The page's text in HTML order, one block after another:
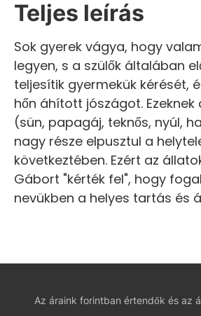
Teljes leírás
Sok gyerek vágya, hogy
legyen, s a szülők általában
teljesítik gyermekük kérését,
hőn áhított jószágot. Ezeknek
(sün, papagáj, teknős, nyúl,
nagy része elpusztul a
következtében. Ezért az
Gábort "kérték fel", hogy
nevükben a helyes tartás és
Az áraink forintban értendők és az